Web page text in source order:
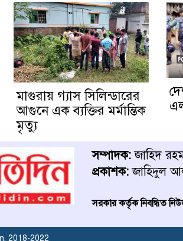
মাগুরায় গ্যাস সিলিন্ডারের
আগুনে এক ব্যক্তির মর্মান্তিক
মৃত্যু
সম্পাদক:জাহিদ
প্রকাশক:জাহিদুল
সরকার কর্তৃক নিবন্ধিত
2018-2022